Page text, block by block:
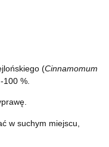
(Cinnamomum
100 %.
w suchym miejscu,